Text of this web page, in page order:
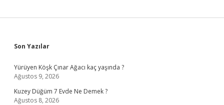
Sidebar
Son Yazılar
Yürüyen Köşk Çınar Ağacı kaç yaşında ?
Ağustos 9, 2026
Kuzey Düğüm 7 Evde Ne Demek ?
Ağustos 8, 2026